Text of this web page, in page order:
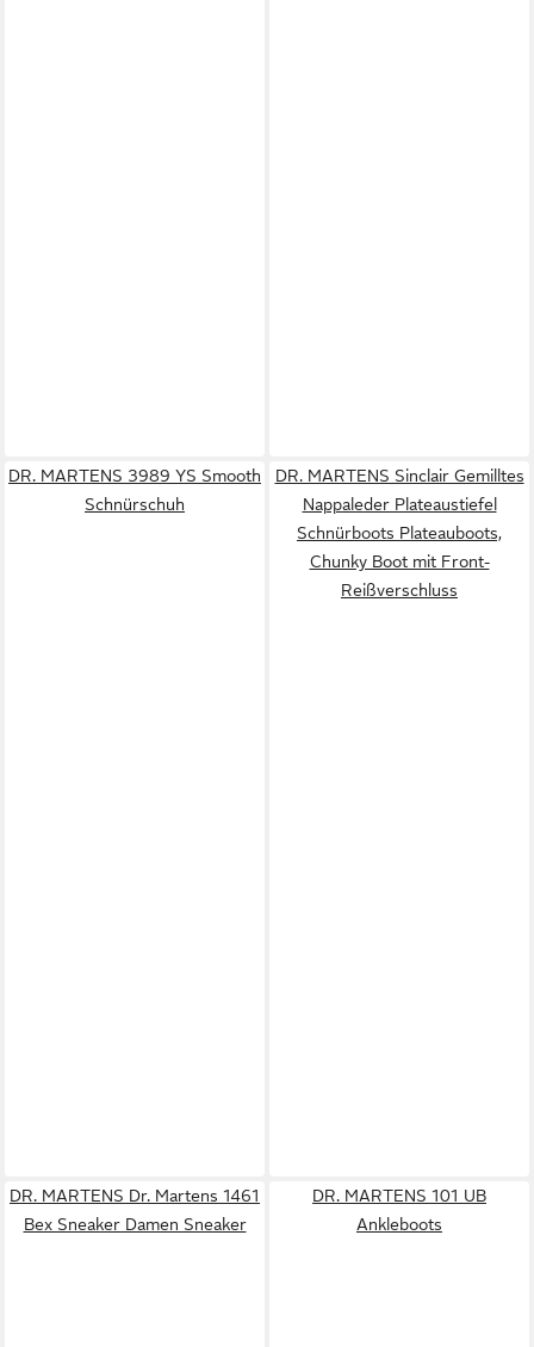
DR. MARTENS 3989 YS Smooth
Schnürschuh
DR. MARTENS Sinclair Gemilltes
Nappaleder Plateaustiefel
Schnürboots Plateauboots,
Chunky Boot mit Front-
Reißverschluss
DR. MARTENS Dr. Martens 1461
Bex Sneaker Damen Sneaker
DR. MARTENS 101 UB
Ankleboots